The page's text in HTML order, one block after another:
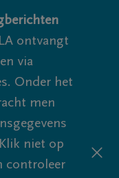
ontvangt
via
Onder het
men
niet op
controleer